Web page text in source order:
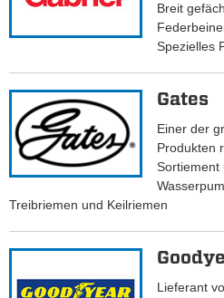
Breit
Spezielles
Gates
Einer der
Produkten
Sortiement
Treibriemen und Keilriemen
Lieferant